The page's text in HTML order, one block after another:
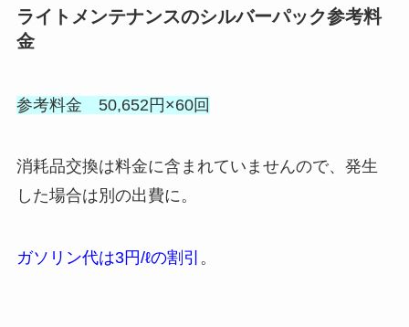
ライトメンテナンスのシルバーパック参考料
金
参考料金 50,652円×60回
消耗品交換は料金に含まれていませんので、発生
した場合は別の出費に。
ガソリン代は3円/ℓの割引 。